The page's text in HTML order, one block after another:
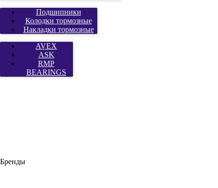
Подшипники
Колодки тормозные
Накладки тормозные
AVEX
ASK
RMP
BEARINGS
Бренды